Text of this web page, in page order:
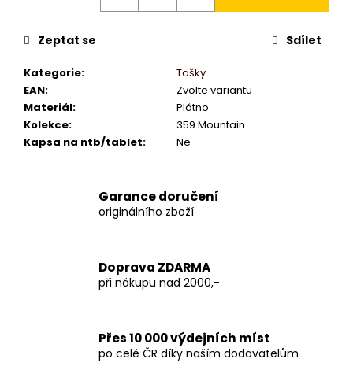
Kategorie:
Tašky
EAN:
Zvolte variantu
Materiál:
Plátno
Kolekce:
359 Mountain
Kapsa na ntb/tablet: Ne
Zeptat se Sdílet
Garance doručení
originálního zboží
Doprava ZDARMA
při nákupu nad 2000,-
Přes 10 000 výdejních míst
po celé ČR díky naším dodavatelům